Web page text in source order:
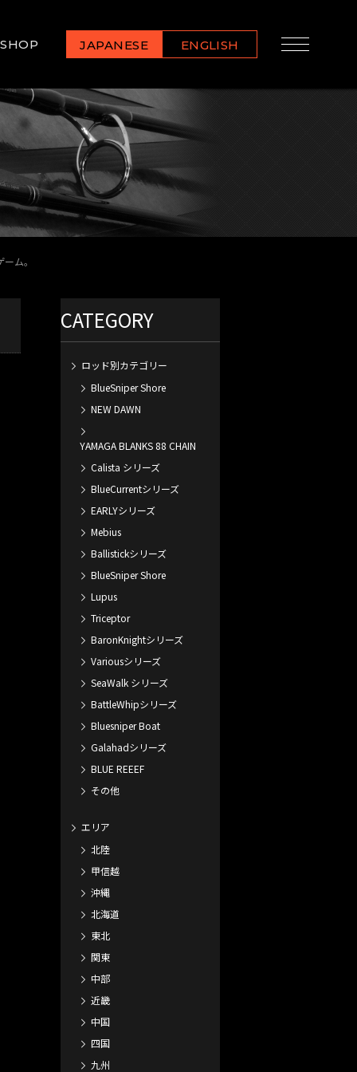
SHOP JAPANESE ENGLISH
ム。
CATEGORY
ロッド別カテゴリー
BlueSniper Shore
NEW DAWN
YAMAGA BLANKS 88 CHAIN
Calista シリーズ
BlueCurrentシリーズ
EARLYシリーズ
Mebius
Ballistickシリーズ
BlueSniper Shore
Lupus
Triceptor
BaronKnightシリーズ
Variousシリーズ
SeaWalk シリーズ
BattleWhipシリーズ
Bluesniper Boat
Galahadシリーズ
BLUE REEEF
その他
エリア
北陸
甲信越
沖縄
北海道
東北
関東
中部
近畿
中国
四国
九州